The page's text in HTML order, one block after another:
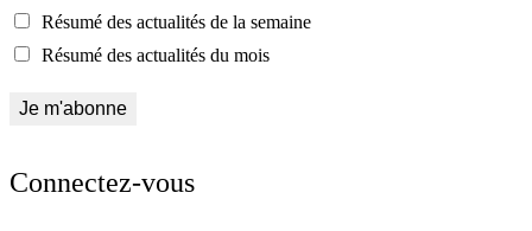
Résumé des actualités de la semaine
Résumé des actualités du mois
Connectez-vous